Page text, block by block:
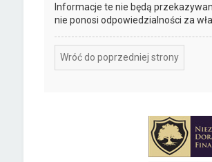
Informacje te nie będą
nie ponosi odpowiedzialności za
Wróć do poprzedniej strony